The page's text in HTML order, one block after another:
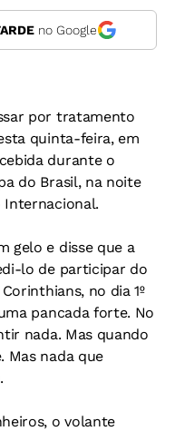
no Google
por tratamento
quinta-feira, em
durante o
do Brasil, na noite
Internacional.
gelo e disse que a
lo de participar do
no dia 1º
pancada forte. No
nada. Mas quando
Mas nada que
o volante